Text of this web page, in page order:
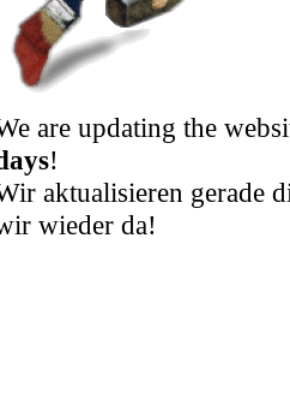
are updating the
!
aktualisieren gerade
wieder da!